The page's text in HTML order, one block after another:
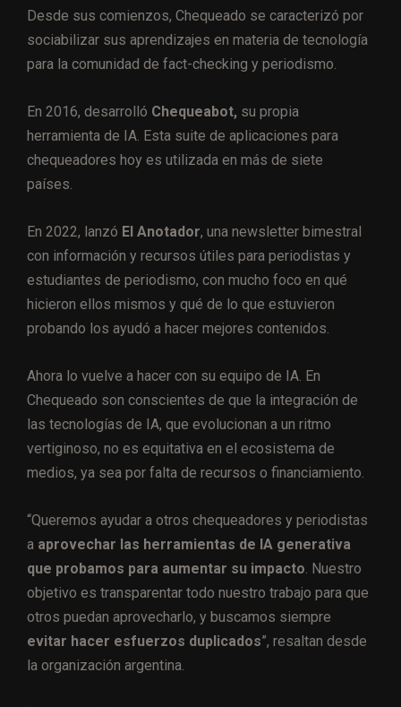
Desde sus comienzos, Chequeado se caracterizó por
sociabilizar sus aprendizajes en materia de tecnología
para la comunidad de fact-checking y periodismo.
En 2016, desarrolló Chequeabot, su propia
herramienta de IA. Esta suite de aplicaciones para
chequeadores hoy es utilizada en más de siete
países.
En 2022, lanzó El Anotador, una newsletter bimestral
con información y recursos útiles para periodistas y
estudiantes de periodismo, con mucho foco en qué
hicieron ellos mismos y qué de lo que estuvieron
probando los ayudó a hacer mejores contenidos.
Ahora lo vuelve a hacer con su equipo de IA. En
Chequeado son conscientes de que la integración de
las tecnologías de IA, que evolucionan a un ritmo
vertiginoso, no es equitativa en el ecosistema de
medios, ya sea por falta de recursos o financiamiento.
“Queremos ayudar a otros chequeadores y periodistas
a aprovechar las herramientas de IA generativa
que probamos para aumentar su impacto. Nuestro
objetivo es transparentar todo nuestro trabajo para que
otros puedan aprovecharlo, y buscamos siempre
evitar hacer esfuerzos duplicados”, resaltan desde
la organización argentina.